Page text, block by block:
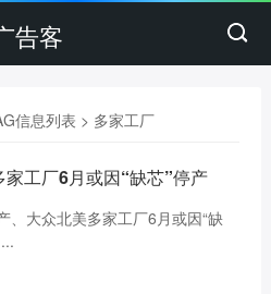
告客
信息列表 > 多家工厂
工厂6月或因“缺芯”停产
、大众北美多家工厂6月或因“缺